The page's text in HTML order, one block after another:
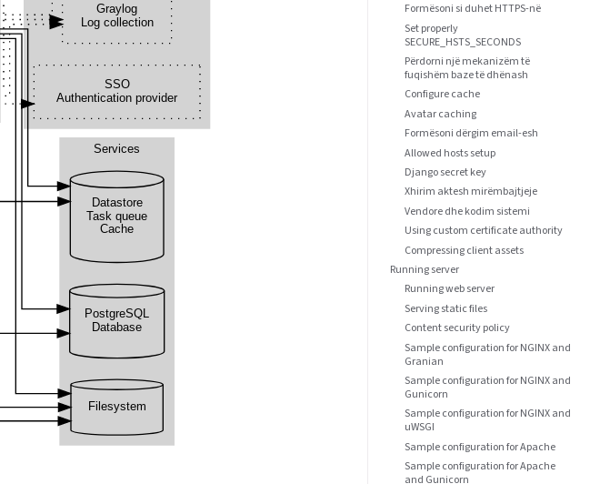
Formësoni si duhet HTTPS-në
Set properly
SECURE_HSTS_SECONDS
Përdorni një mekanizëm të
fuqishëm baze të dhënash
Configure cache
Avatar caching
Formësoni dërgim email-esh
Allowed hosts setup
Django secret key
Xhirim aktesh mirëmbajtjeje
Vendore dhe kodim sistemi
Using custom certificate authority
Compressing client assets
Running server
Running web server
Serving static files
Content security policy
Sample configuration for NGINX and
Granian
Sample configuration for NGINX and
Gunicorn
Sample configuration for NGINX and
uWSGI
Sample configuration for Apache
Sample configuration for Apache
and Gunicorn